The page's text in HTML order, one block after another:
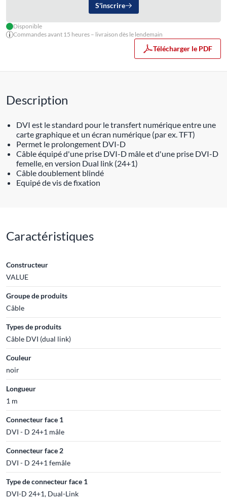
S'inscrire
Disponible
Commandes avant 15 heures – livraison dès le lendemain
Télécharger le PDF
Description
DVI est le standard pour le transfert numérique entre une
carte graphique et un écran numérique (par ex. TFT)
Permet le prolongement DVI-D
Câble équipé d'une prise DVI-D mâle et d'une prise DVI-D
femelle, en version Dual link (24+1)
Câble doublement blindé
Equipé de vis de fixation
Caractéristiques
Constructeur
VALUE
Groupe de produits
Câble
Types de produits
Câble DVI (dual link)
Couleur
noir
Longueur
1 m
Connecteur face 1
DVI - D 24+1 mâle
Connecteur face 2
DVI - D 24+1 femâle
Type de connecteur face 1
DVI-D 24+1, Dual-Link